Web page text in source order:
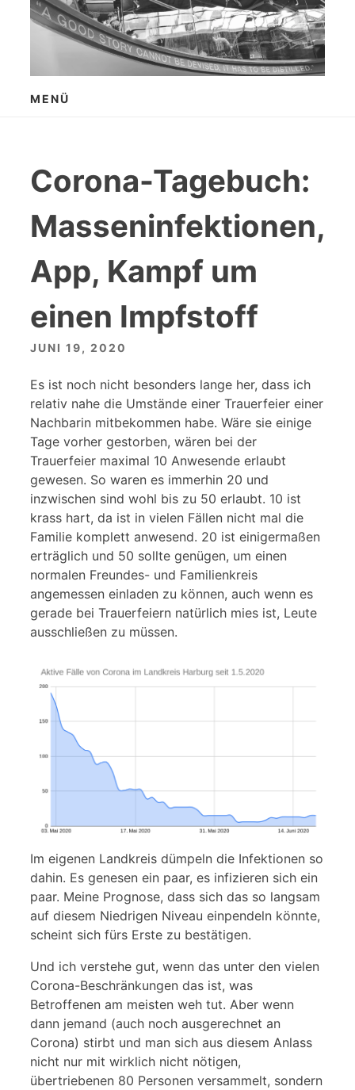
MENÜ
Corona-Tagebuch:
Masseninfektionen,
App, Kampf um
einen Impfstoff
JUNI 19, 2020
Es ist noch nicht besonders lange her, dass ich
relativ nahe die Umstände einer Trauerfeier einer
Nachbarin mitbekommen habe. Wäre sie einige
Tage vorher gestorben, wären bei der
Trauerfeier maximal 10 Anwesende erlaubt
gewesen. So waren es immerhin 20 und
inzwischen sind wohl bis zu 50 erlaubt. 10 ist
krass hart, da ist in vielen Fällen nicht mal die
Familie komplett anwesend. 20 ist einigermaßen
erträglich und 50 sollte genügen, um einen
normalen Freundes- und Familienkreis
angemessen einladen zu können, auch wenn es
gerade bei Trauerfeiern natürlich mies ist, Leute
ausschließen zu müssen.
Im eigenen Landkreis dümpeln die Infektionen so
dahin. Es genesen ein paar, es infizieren sich ein
paar. Meine Prognose, dass sich das so langsam
auf diesem Niedrigen Niveau einpendeln könnte,
scheint sich fürs Erste zu bestätigen.
Und ich verstehe gut, wenn das unter den vielen
Corona-Beschränkungen das ist, was
Betroffenen am meisten weh tut. Aber wenn
dann jemand (auch noch ausgerechnet an
Corona) stirbt und man sich aus diesem Anlass
nicht nur mit wirklich nicht nötigen,
übertriebenen 80 Personen versammelt, sondern